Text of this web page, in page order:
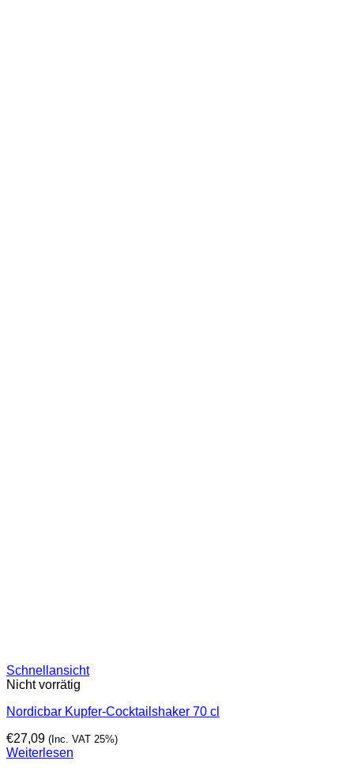
Schnellansicht
Nicht vorrätig
Nordicbar Kupfer-Cocktailshaker 70 cl
€27,09 (Inc. VAT 25%)
Weiterlesen